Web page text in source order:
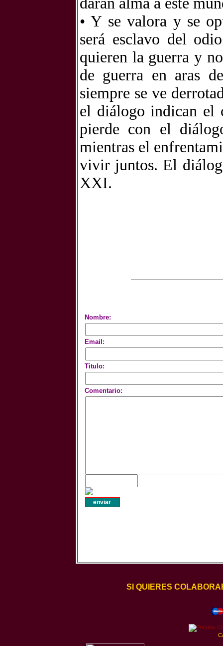
• Y se valora y se
será esclavo del
quieren la guerra y
de guerra en aras
siempre se ve
el diálogo indican el
pierde con el
mientras el
vivir juntos. El
XXI.
Nombre:
Email:
Titulo:
Comentario:
SI QUIERES